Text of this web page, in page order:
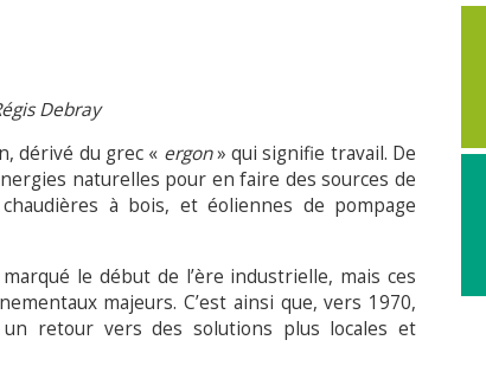
Debray
dérivé du grec « ergon» qui signifie travail. De
naturelles pour en faire des sources de
à bois, et éoliennes de pompage
le début de l’ère industrielle, mais ces
majeurs. C’est ainsi que, vers 1970,
retour vers des solutions plus locales et